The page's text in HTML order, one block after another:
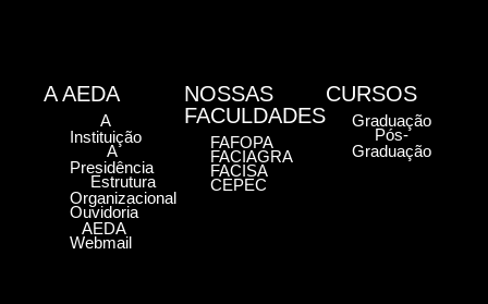
A AEDA
A
Instituição
A
Presidência
Estrutura
Organizacional
Ouvidoria
AEDA
Webmail
NOSSAS
FACULDADES
FAFOPA
FACIAGRA
FACISA
CEPEC
CURSOS
Graduação
Pós-
Graduação